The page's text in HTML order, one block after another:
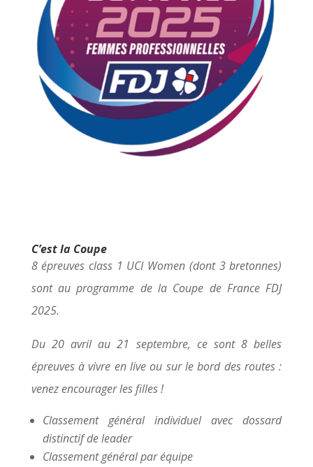
C’est la Coupe
8 épreuves class 1 UCI Women (dont 3 bretonnes)
sont au programme de la Coupe de France FDJ
2025.
Du 20 avril au 21 septembre, ce sont 8 belles
épreuves à vivre en live ou sur le bord des routes :
venez encourager les filles !
Classement général individuel avec dossard
distinctif de leader
Classement général par équipe